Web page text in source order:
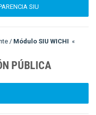
SIU
/ Módulo SIU WICHI «
PÚBLICA